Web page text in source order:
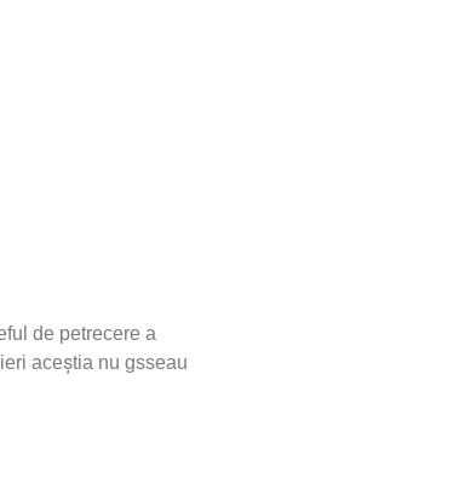
de petrecere a
aceștia nu gsseau